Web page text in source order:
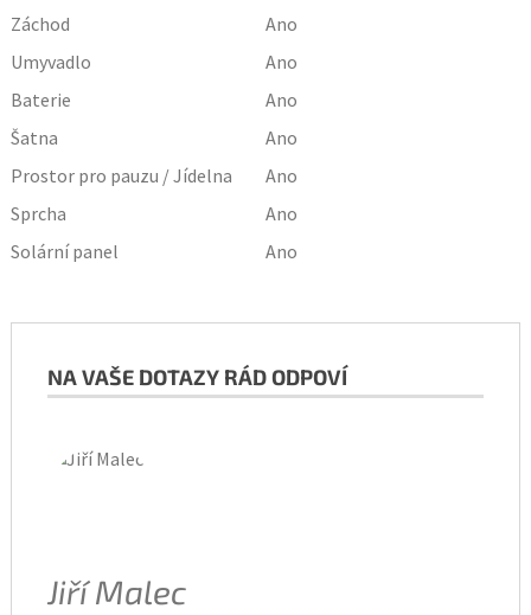
Záchod
Ano
Umyvadlo
Ano
Baterie
Ano
Šatna
Ano
Prostor pro pauzu / Jídelna
Ano
Sprcha
Ano
Solární panel
Ano
NA VAŠE DOTAZY RÁD ODPOVÍ
Jiří Malec